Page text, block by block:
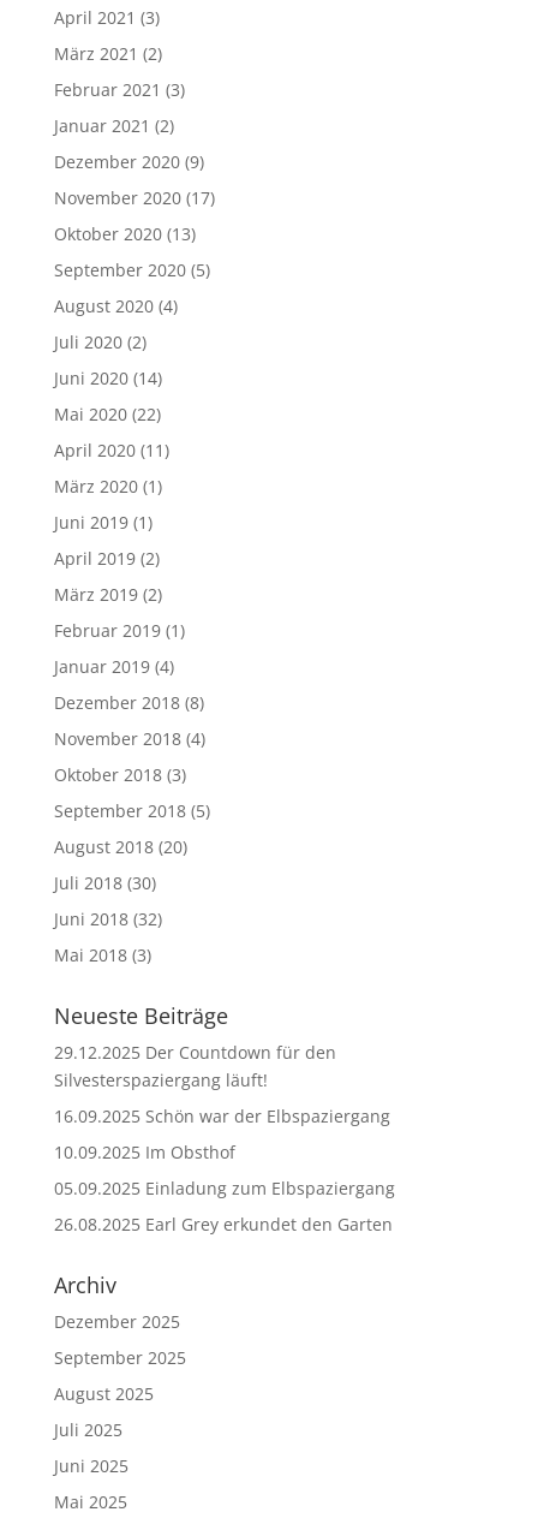
April 2021 (3)
März 2021 (2)
Februar 2021 (3)
Januar 2021 (2)
Dezember 2020(9)
November 2020(17)
Oktober 2020(13)
September 2020(5)
August 2020(4)
Juli 2020(2)
Juni 2020(14)
Mai 2020(22)
April 2020(11)
März 2020(1)
Juni 2019(1)
April 2019(2)
März 2019(2)
Februar 2019(1)
Januar 2019(4)
Dezember 2018(8)
November 2018(4)
Oktober 2018(3)
September 2018(5)
August 2018(20)
Juli 2018(30)
Juni 2018(32)
Mai 2018(3)
Neueste Beiträge
29.12.2025 Der Countdown für den
Silvesterspaziergang läuft!
16.09.2025 Schön war der Elbspaziergang
10.09.2025 Im Obsthof
05.09.2025 Einladung zum Elbspaziergang
26.08.2025 Earl Grey erkundet den Garten
Archiv
Dezember 2025
September 2025
August 2025
Juli 2025
Juni 2025
Mai 2025